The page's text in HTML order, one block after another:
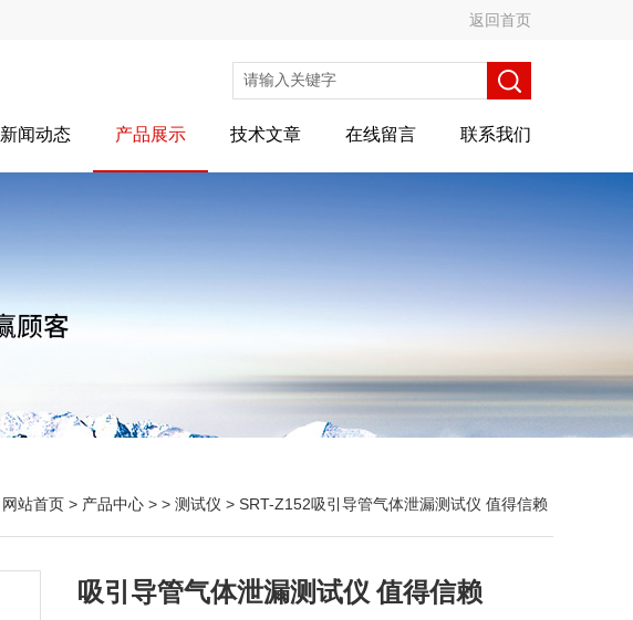
返回首页
新闻动态 产品展示 技术文章 在线留言 联系我们
网站首页 > 产品中心 > > 测试仪 > SRT-Z152吸引导管气体泄漏测试仪 值得信赖
吸引导管气体泄漏测试仪 值得信赖